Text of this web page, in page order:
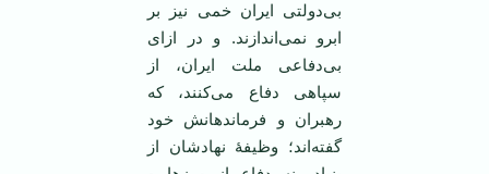
بی‌دولتی ایران خمی نیز بر
ابرو نمی‌اندازند. و در ازای
بی‌دفاعی ملت ایران، از
سپاهی دفاع می‌کنند، که
رهبران و فرماندهانش خود
گفته‌‌اند؛ وظیفۀ نهادشان از